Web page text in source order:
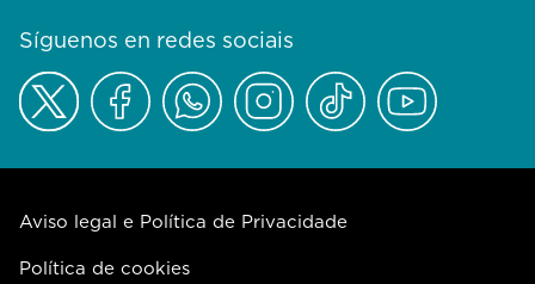
Síguenos en redes sociais
Aviso legal e Política de Privacidade
Política de cookies